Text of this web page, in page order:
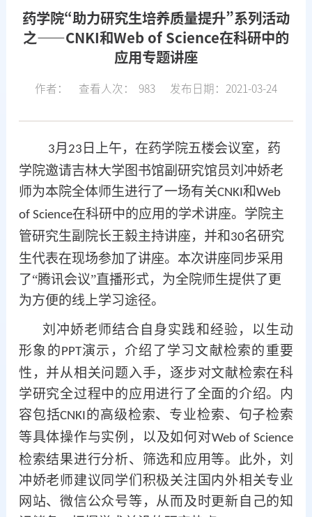
药学院“助力研究生培养质量提升”系列活动
之——CNKI和Web of Science在科研中的
应用专题讲座
作者： 查看人次： 983 发布日期：2021-03-24
3月 23 日上午，在药学院五楼会议室，药
学院邀请吉林大学图书馆副研究馆员刘冲娇老
师为本院全体师生进行了一场有关CNKI 和Web
of Science在科研中的应用的学术讲座。学院主
管研究生副院长王毅主持讲座，并和 30名研究
生代表在现场参加了讲座。本次讲座同步采用
了“腾讯会议”直播形式，为全院师生提供了更
为方便的线上学习途径。
刘冲娇老师结合自身实践和经验，以生动
形象的 PPT演示，介绍了学习文献检索的重要
性，并从相关问题入手，逐步对文献检索在科
学研究全过程中的应用进行了全面的介绍。内
容包括CNKI 的高级检索、专业检索、句子检索
等具体操作与实例，以及如何对Web of Science
检索结果进行分析、筛选和应用等。此外，刘
冲娇老师建议同学们积极关注国内外相关专业
网站、微信公众号等，从而及时更新自己的知